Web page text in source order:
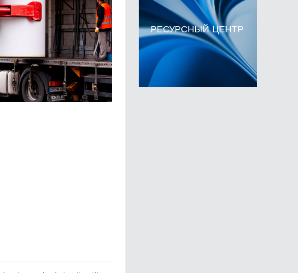
РЕСУРСНЫЙ ЦЕНТР